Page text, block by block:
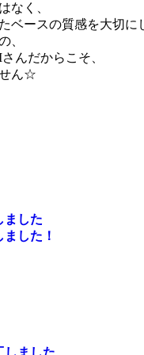
なく、
ベースの質感を大切に
、
んだからこそ、
ん☆
ました
した！
ました